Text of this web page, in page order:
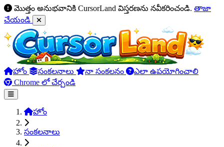
మొత్తం అనుభవానికి CursorLand విస్తరణను నవీకరించండి. తాజా
చేయండి
హోం సంకలనాలు నా సంకలనం
ఎలా ఉపయోగించాలి
Chrome లో చేర్చండి
హోం
సంకలనాలు